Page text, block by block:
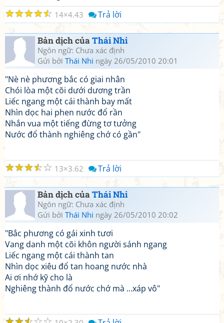
☆
☆
☆
☆
☆ 14 4.43 Trả lời
Bản dịch củaThái Nhi
Ngôn ngữ: Chưa xác định
Gửi bởi Thái Nhi ngày 26/05/2010 20:01
"Nè nè phương bắc có giai nhân
Chói lòa một cõi dưới dương trần
Liếc ngang một cái thành bay mất
Nhìn dọc hai phen nước đổ rần
Nhắn vua một tiếng đừng tơ tưởng
Nước đổ thành nghiêng chớ có gần"
☆
☆
☆
☆
☆ 13 3.62 Trả lời
Bản dịch củaThái Nhi
Ngôn ngữ: Chưa xác định
Gửi bởi Thái Nhi ngày 26/05/2010 20:02
"Bắc phương có gái xinh tươi
Vang danh một cõi khôn người sánh ngang
Liếc ngang một cái thành tan
Nhìn dọc xiêu đổ tan hoang nước nhà
Ai ơi nhớ kỹ cho là
Nghiêng thành đổ nước chớ mà ...xáp vô"